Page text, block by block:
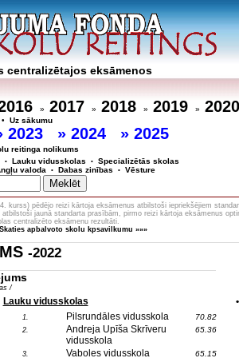
eksāmenos
» 2017 » 2018 » 2019 » 2020
• Uz sākumu
2023 » 2024 » 2025
reitinga nolikums
• Lauku vidusskolas • Specializētās skolas
valoda • Dabas zinības • Vēsture
pēdējo reizi kārtoja eksāmenus atbilstoši iepriekšējiem
jaunā standarta prasībām, pirmo reizi kārtoja eksāmenus
centralizēto eksāmenu rezultāti.
Skaties apbalvoto skolu kpsavilkumu »»»
-2022
/
Lauku vidusskolas
1. Pilsrundāles vidusskola 70.82
2.
Andreja Upīša Skrīveru
vidusskola
65.36
3. Vaboles vidusskola 65.15
•